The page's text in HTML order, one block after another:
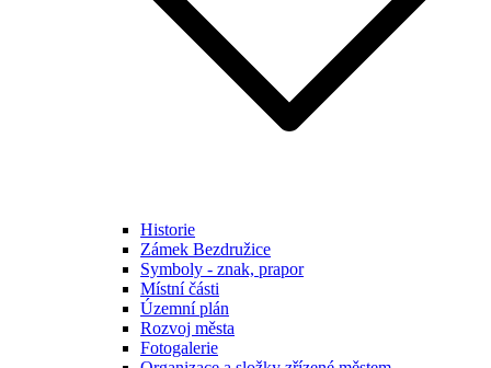
Historie
Zámek Bezdružice
Symboly - znak, prapor
Místní části
Územní plán
Rozvoj města
Fotogalerie